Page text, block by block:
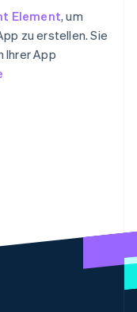
Element, um
zu erstellen. Sie
Ihrer App